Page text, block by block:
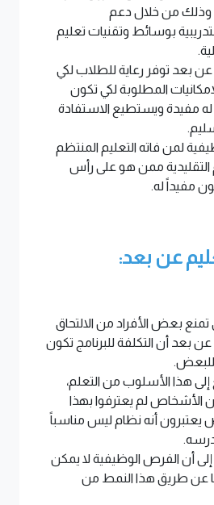
وذلك من خلال دعم
بوسائط وتقنيات تعليم
عن بعد توفر رعاية للطلاب لكي
المطلوبة لكي تكون
له مفيدة ويستطيع الاستفادة
لمن فاته التعليم المنتظم
التقليدية ممن هو على رأس
مفيداً له.
عن بعد:
تمنع بعض الأفراد من الالتحاق
عن بعد أن التكلفة للبرنامج تكون
للبعض.
هذا الأسلوب من التعلم،
الأشخاص لم يعترفوا بهذا
يعتبرون أنه نظام ليس مناسباً
أن الفرص الوظيفية لا يمكن
عن طريق هذا النمط من